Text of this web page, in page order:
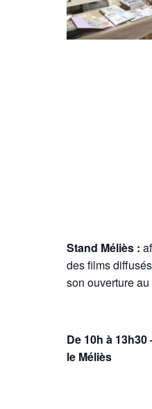
Stand Méliès :
des films
son ouverture
De 10h à
le Méliès